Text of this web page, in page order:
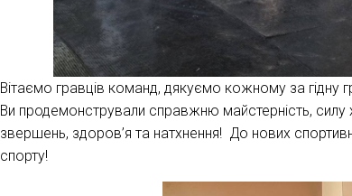
Вітаємо гравців команд, дякуємо кожному за гідну
Ви продемонстрували справжню майстерність,
звершень, здоров’я та натхнення! До нових
спорту!